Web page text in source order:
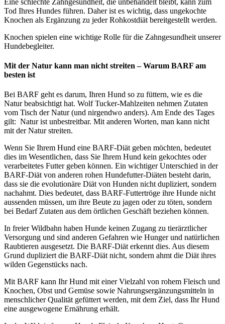
Tod Ihres Hundes führen. Daher ist es wichtig, dass ungekochte
Knochen als Ergänzung zu jeder Rohkostdiät bereitgestellt werden.
Knochen spielen eine wichtige Rolle für die Zahngesundheit unserer
Hundebegleiter.
Mit der Natur kann man nicht streiten – Warum BARF am
besten ist
Bei BARF geht es darum, Ihren Hund so zu füttern, wie es die
Natur beabsichtigt hat. Wolf Tucker-Mahlzeiten nehmen Zutaten
vom Tisch der Natur (und nirgendwo anders). Am Ende des Tages
gilt: Natur ist unbestreitbar. Mit anderen Worten, man kann nicht
mit der Natur streiten.
Wenn Sie Ihrem Hund eine BARF-Diät geben möchten, bedeutet
dies im Wesentlichen, dass Sie Ihrem Hund kein gekochtes oder
verarbeitetes Futter geben können. Ein wichtiger Unterschied in der
BARF-Diät von anderen rohen Hundefutter-Diäten besteht darin,
dass sie die evolutionäre Diät von Hunden nicht dupliziert, sondern
nachahmt. Dies bedeutet, dass BARF-Futtertröge ihre Hunde nicht
aussenden müssen, um ihre Beute zu jagen oder zu töten, sondern
bei Bedarf Zutaten aus dem örtlichen Geschäft beziehen können.
In freier Wildbahn haben Hunde keinen Zugang zu tierärztlicher
Versorgung und sind anderen Gefahren wie Hunger und natürlichen
Raubtieren ausgesetzt. Die BARF-Diät erkennt dies. Aus diesem
Grund dupliziert die BARF-Diät nicht, sondern ahmt die Diät ihres
wilden Gegenstücks nach.
Mit BARF kann Ihr Hund mit einer Vielzahl von rohem Fleisch und
Knochen, Obst und Gemüse sowie Nahrungsergänzungsmitteln in
menschlicher Qualität gefüttert werden, mit dem Ziel, dass Ihr Hund
eine ausgewogene Ernährung erhält.